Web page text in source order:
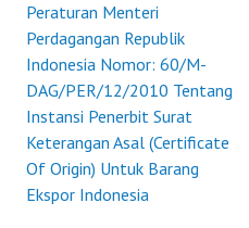
Post
navigation
Peraturan Menteri
Perdagangan Republik
Indonesia Nomor: 60/M-
DAG/PER/12/2010 Tentang
Instansi Penerbit Surat
Keterangan Asal (Certificate
Of Origin) Untuk Barang
Ekspor Indonesia